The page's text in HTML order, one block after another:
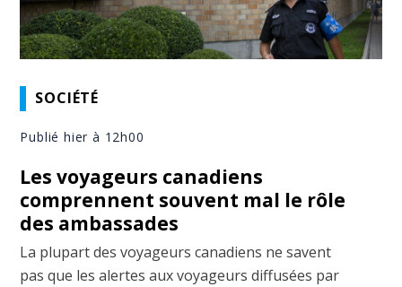
SOCIÉTÉ
Publié hier à 12h00
Les voyageurs canadiens
comprennent souvent mal le rôle
des ambassades
La plupart des voyageurs canadiens ne savent
pas que les alertes aux voyageurs diffusées par